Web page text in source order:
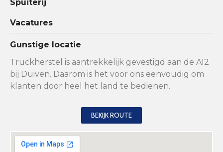
Spuiterij
Vacatures
Gunstige locatie
Truckherstel is aantrekkelijk gevestigd aan de A12
bij Duiven. Daarom is het voor ons eenvoudig om
klanten door heel het land te bedienen.
BEKIJK ROUTE